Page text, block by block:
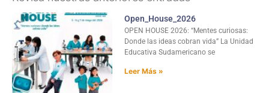
Open_House_2026
OPEN HOUSE 2026: “Mentes curiosas:
Donde las ideas cobran vida” La Unidad
Educativa Sudamericano se
Leer Más »